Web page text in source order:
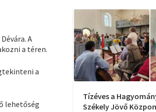
A
a téren.
a
lehetőség
Tízéves a
Székely Jövő